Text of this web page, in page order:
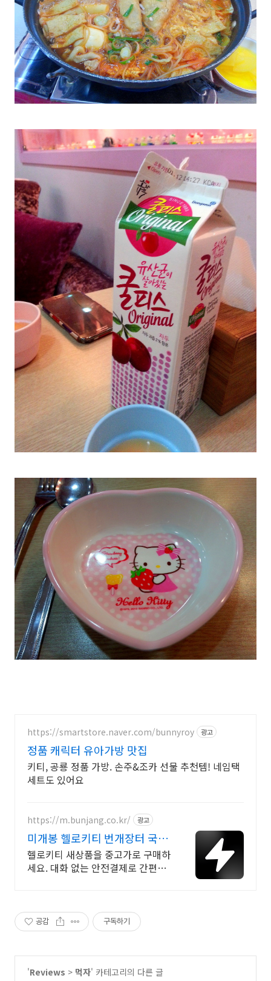
https://smartstore.naver.com/bunnyroy 광고
정품 캐릭터 유아가방 맛집
키티, 공룡 정품 가방. 손주&조카 선물 추천템! 네임택
세트도 있어요
https://m.bunjang.co.kr/ 광고
미개봉 헬로키티 번개장터 국내
최대 브랜드 중고거래
헬로키티 새상품을 중고가로 구매하
세요. 대화 없는 안전결제로 간편하
공감 구독하기
'Reviews > 먹자' 카테고리의 다른 글